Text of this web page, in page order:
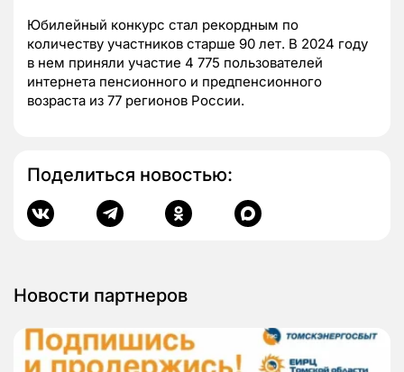
Юбилейный конкурс стал рекордным по
количеству участников старше 90 лет. В 2024 году
в нем приняли участие 4 775 пользователей
интернета пенсионного и предпенсионного
возраста из 77 регионов России.
Поделиться новостью:
Новости партнеров